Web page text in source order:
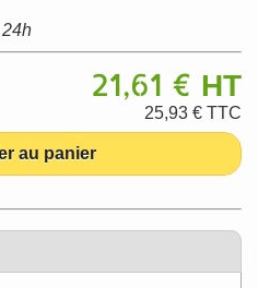
21,61 € HT
25,93 € TTC
au panier